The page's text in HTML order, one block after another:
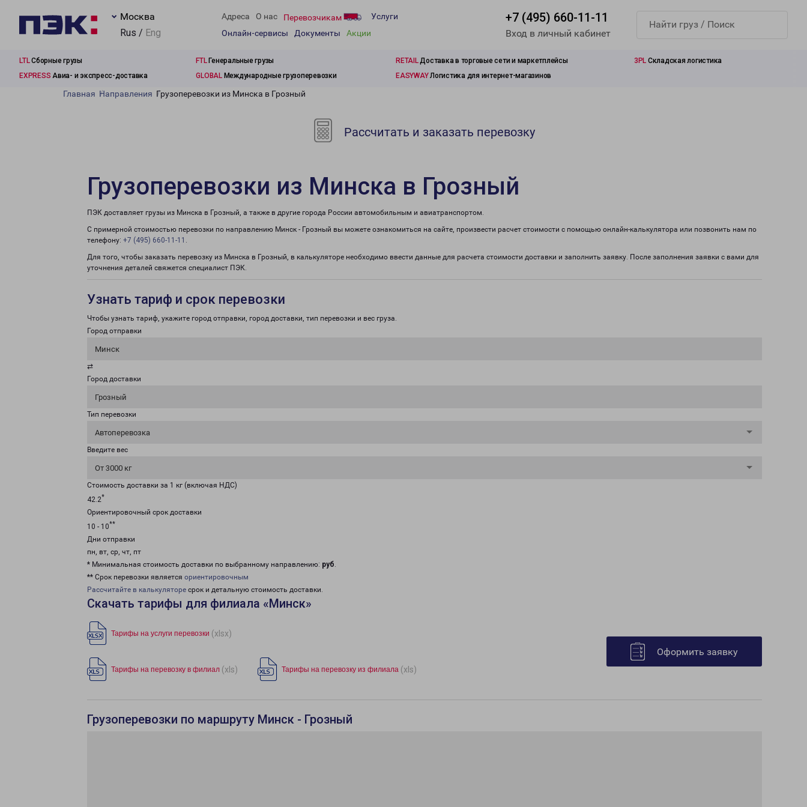
Москва
Rus / Eng
Адреса О нас Перевозчикам
Услуги
Онлайн-сервисы
Документы Акции
+7 (495) 660-11-11
Вход в личный кабинет
LTLСборные грузы FTLГенеральные грузы RETAILДоставка в торговые сети и маркетплейсы 3PL Складская логистика
EXPRESS Авиа- и экспресс-доставка GLOBALМеждународные грузоперевозки EASYWAYЛогистика для интернет-магазинов
Главная Направления Грузоперевозки из Минска в Грозный
Рассчитать и заказать перевозку
Грузоперевозки из Минска в Грозный
ПЭК доставляет грузы из Минска в Грозный, а также в другие города России автомобильным и авиатранспортом.
С примерной стоимостью перевозки по направлению Минск - Грозный вы можете ознакомиться на сайте, произвести расчет стоимости с помощью онлайн-калькулятора или позвонить нам по
телефону: +7 (495) 660-11-11 .
Для того, чтобы заказать перевозку из Минска в Грозный, в калькуляторе необходимо ввести данные для расчета стоимости доставки и заполнить заявку. После заполнения заявки с вами для
уточнения деталей свяжется специалист ПЭК.
Узнать тариф и срок перевозки
Чтобы узнать тариф, укажите город отправки, город доставки, тип перевозки и вес груза.
Город отправки
Минск
⇄
Город доставки
Грозный
Тип перевозки
Автоперевозка
Введите вес
От 3000 кг
Стоимость доставки за 1 кг (включая НДС)
42.2*
Ориентировочный срок доставки
10 - 10**
Дни отправки
пн, вт, ср, чт, пт
* Минимальная стоимость доставки по выбранному направлению: руб.
** Срок перевозки является ориентировочным
Рассчитайте в калькуляторе срок и детальную стоимость доставки.
Скачать тарифы для филиала «Минск»
Тарифы на услуги перевозки (xlsx)
Тарифы на перевозку в филиал (xls) Тарифы на перевозку из филиала (xls)
Оформить заявку
Грузоперевозки по маршруту Минск - Грозный